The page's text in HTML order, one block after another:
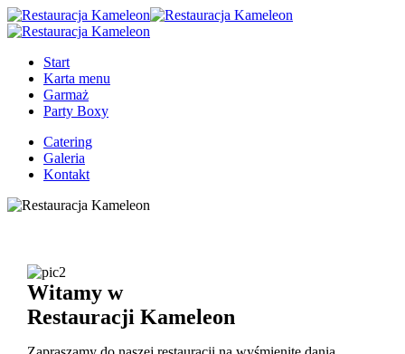
Start
Karta menu
Garmaż
Party Boxy
Catering
Galeria
Kontakt
Witamy w
Restauracji Kameleon